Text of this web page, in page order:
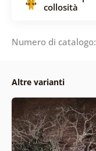
collosità
Numero di
Altre varianti